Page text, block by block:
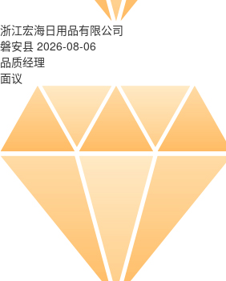
浙江宏海日用品有限公司
磐安县 2026-08-06
品质经理
面议